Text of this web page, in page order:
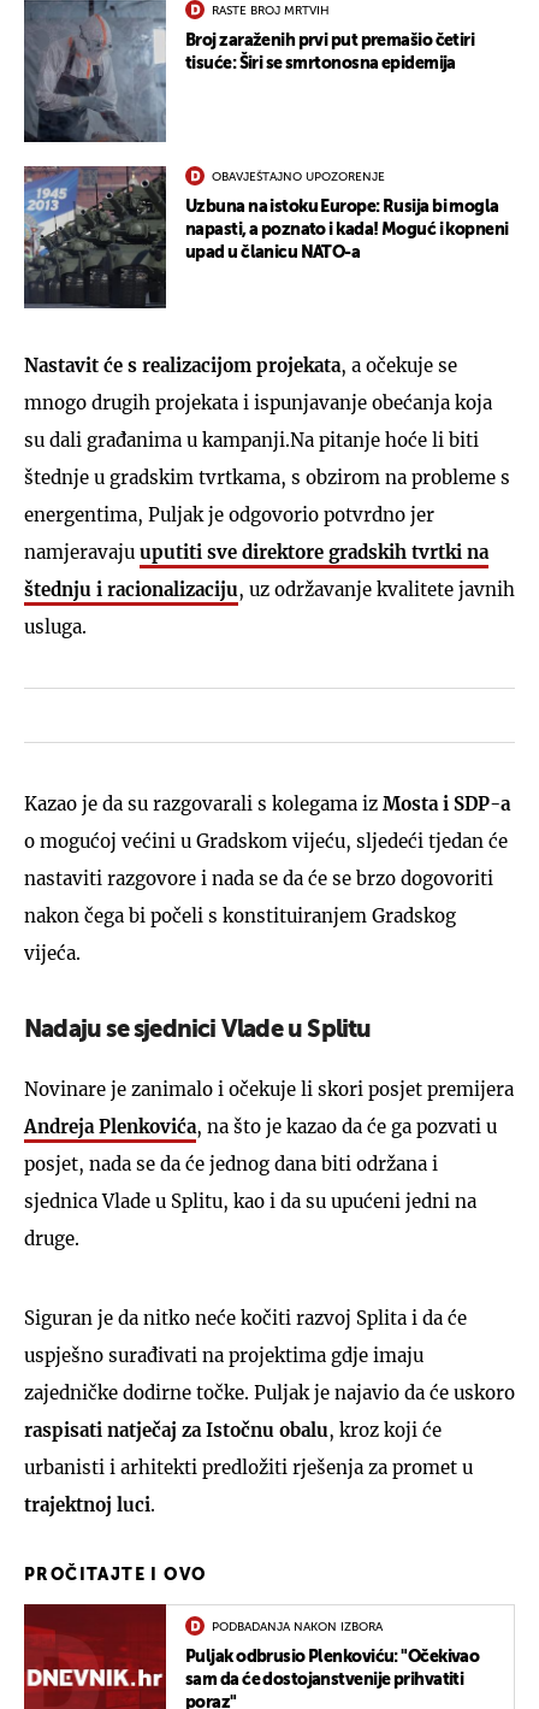
RASTE BROJ MRTVIH
Broj zaraženih prvi put premašio četiri
tisuće: Širi se smrtonosna epidemija
OBAVJEŠTAJNO UPOZORENJE
Uzbuna na istoku Europe: Rusija bi mogla
napasti, a poznato i kada! Moguć i kopneni
upad u članicu NATO-a
Nastavit će s realizacijom projekata, a očekuje se
mnogo drugih projekata i ispunjavanje obećanja koja
su dali građanima u kampanji.Na pitanje hoće li biti
štednje u gradskim tvrtkama, s obzirom na probleme s
energentima, Puljak je odgovorio potvrdno jer
namjeravaju uputiti sve direktore gradskih tvrtki na
štednju i racionalizaciju, uz održavanje kvalitete javnih
usluga.
Kazao je da su razgovarali s kolegama iz Mosta i SDP-a
o mogućoj većini u Gradskom vijeću, sljedeći tjedan će
nastaviti razgovore i nada se da će se brzo dogovoriti
nakon čega bi počeli s konstituiranjem Gradskog
vijeća.
Nadaju se sjednici Vlade u Splitu
Novinare je zanimalo i očekuje li skori posjet premijera
Andreja Plenkovića, na što je kazao da će ga pozvati u
posjet, nada se da će jednog dana biti održana i
sjednica Vlade u Splitu, kao i da su upućeni jedni na
druge.
Siguran je da nitko neće kočiti razvoj Splita i da će
uspješno surađivati na projektima gdje imaju
zajedničke dodirne točke. Puljak je najavio da će uskoro
raspisati natječaj za Istočnu obalu, kroz koji će
urbanisti i arhitekti predložiti rješenja za promet u
trajektnoj luci.
PROČITAJTE I OVO
PODBADANJA NAKON IZBORA
Puljak odbrusio Plenkoviću: "Očekivao
sam da će dostojanstvenije prihvatiti
poraz"